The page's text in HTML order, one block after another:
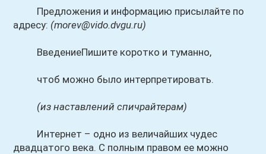
Предложения и информацию присылайте по
адресу: (morev@vido.dvgu.ru)
ВведениеПишите коротко и туманно,
чтоб можно было интерпретировать.
(из наставлений спичрайтерам)
Интернет – одно из величайших чудес
двадцатого века. С полным правом ее можно